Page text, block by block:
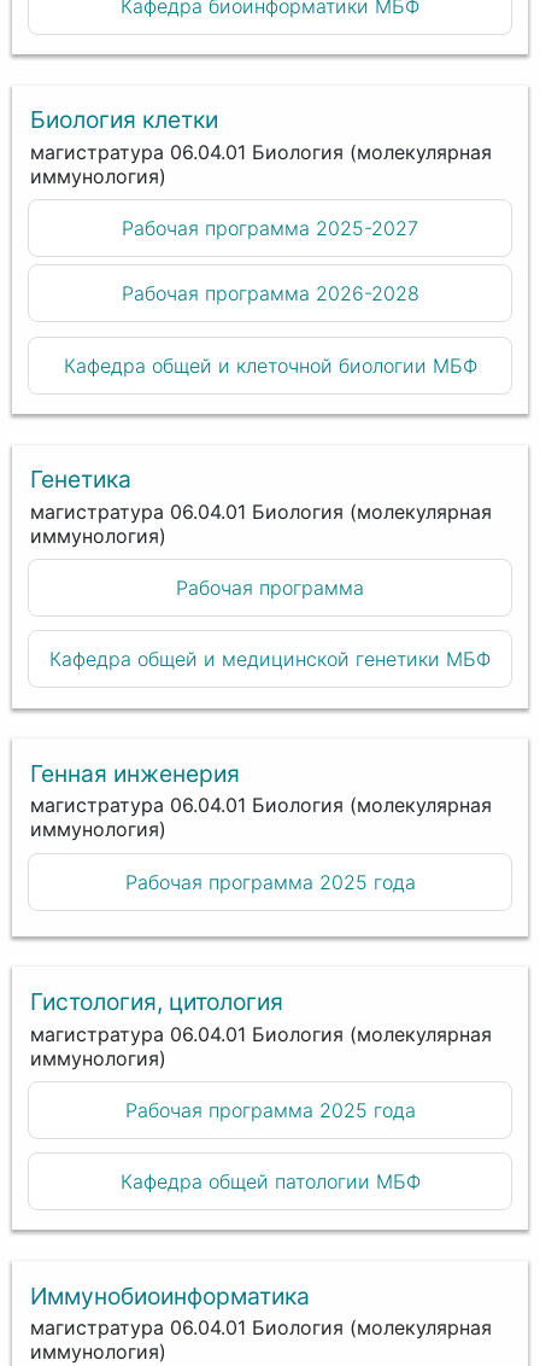
Кафедра биоинформатики МБФ
Биология клетки
магистратура 06.04.01 Биология (молекулярная
иммунология)
Рабочая программа 2025-2027
Рабочая программа 2026-2028
Кафедра общей и клеточной биологии МБФ
Генетика
магистратура 06.04.01 Биология (молекулярная
иммунология)
Рабочая программа
Кафедра общей и медицинской генетики МБФ
Генная инженерия
магистратура 06.04.01 Биология (молекулярная
иммунология)
Рабочая программа 2025 года
Гистология, цитология
магистратура 06.04.01 Биология (молекулярная
иммунология)
Рабочая программа 2025 года
Кафедра общей патологии МБФ
Иммунобиоинформатика
магистратура 06.04.01 Биология (молекулярная
иммунология)